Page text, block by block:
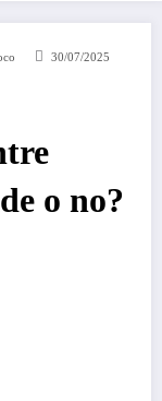
30/07/2025
o no?